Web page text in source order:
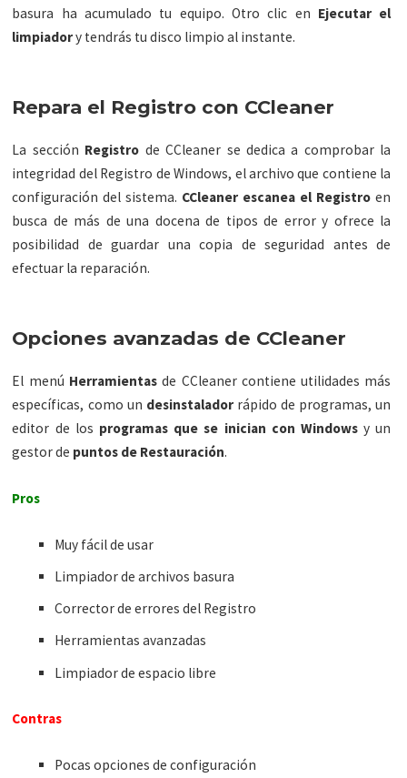
basura ha acumulado tu equipo. Otro clic en Ejecutar el
limpiadory tendrás tu disco limpio al instante.
Repara el Registro con CCleaner
La sección Registro de CCleaner se dedica a comprobar la
integridad del Registro de Windows, el archivo que contiene la
configuración del sistema. CCleaner escanea el Registro en
busca de más de una docena de tipos de error y ofrece la
posibilidad de guardar una copia de seguridad antes de
efectuar la reparación.
Opciones avanzadas de CCleaner
El menú Herramientasde CCleaner contiene utilidades más
específicas, como un desinstaladorrápido de programas, un
editor de los programas que se inician con Windowsy un
gestor de puntos de Restauración.
Pros
Muy fácil de usar
Limpiador de archivos basura
Corrector de errores del Registro
Herramientas avanzadas
Limpiador de espacio libre
Contras
Pocas opciones de configuración